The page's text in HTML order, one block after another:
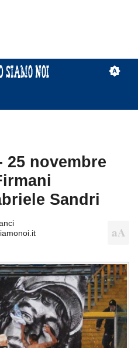
25 novembre
Sandri